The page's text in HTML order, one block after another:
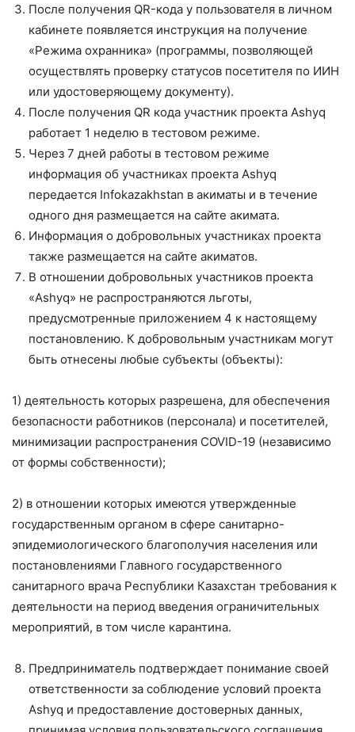
После получения QR-кода у пользователя в личном
кабинете появляется инструкция на получение
«Режима охранника» (программы, позволяющей
осуществлять проверку статусов посетителя по ИИН
или удостоверяющему документу).
После получения QR кода участник проекта Ashyq
работает 1 неделю в тестовом режиме.
Через 7 дней работы в тестовом режиме
информация об участниках проекта Ashyq
передается Infokazakhstan в акиматы и в течение
одного дня размещается на сайте акимата.
Информация о добровольных участниках проекта
также размещается на сайте акиматов.
В отношении добровольных участников проекта
«Ashyq» не распространяются льготы,
предусмотренные приложением 4 к настоящему
постановлению. К добровольным участникам могут
быть отнесены любые субъекты (объекты):
1) деятельность которых разрешена, для обеспечения
безопасности работников (персонала) и посетителей,
минимизации распространения COVID-19 (независимо
от формы собственности);
2) в отношении которых имеются утвержденные
государственным органом в сфере санитарно-
эпидемиологического благополучия населения или
постановлениями Главного государственного
санитарного врача Республики Казахстан требования к
деятельности на период введения ограничительных
мероприятий, в том числе карантина.
Предприниматель подтверждает понимание своей
ответственности за соблюдение условий проекта
Ashyq и предоставление достоверных данных,